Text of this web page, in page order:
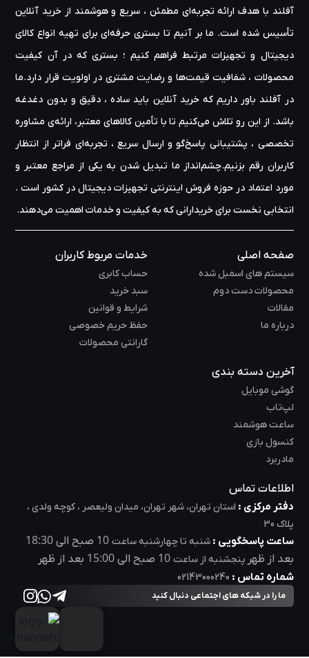
آفلند با هدف ارائه‌ تجربه‌ای مطمئن ، سریع و هوشمند از خرید آنلاین
تأسیس شده است. ما بر آنیم تا بستری حرفه‌ای برای تهیه‌ انواع کالای
دیجیتال و تجهیزات مرتبط فراهم کنیم ؛ بستری که در آن کیفیت
محصولات ، شفافیت قیمت‌ها و رضایت مشتری در اولویت قرار دارد.ما
در آفلند باور داریم که خرید آنلاین باید ساده ، دقیق و بدون دغدغه
باشد. از این رو تلاش می‌کنیم تا با تأمین کالاهای معتبر، ارائه‌ی مشاوره‌
تخصصی ، پشتیبانی پاسخ‌گو و ارسال سریع ، تجربه‌ای فراتر از انتظار
کاربران رقم بزنیم.چشم‌انداز ما تبدیل شدن به یکی از مراجع معتبر و
مورد اعتماد در حوزه‌ فروش اینترنتی تجهیزات دیجیتال در کشور است .
انتخابی نخست برای خریدارانی که به کیفیت و خدمات اهمیت می‌دهند.
صفحه اصلی
سیستم های اسمبل شده
محصولات دست دوم
مقالات
درباره ما
خدمات مربوط کاربران
حساب کابری
سبد خرید
شرایط و قوانین
حفظ حریم خصوصی
گارانتی محصولات
آخرین دسته بندی
گوشی موبایل
لپ‌تاب
ساعت هوشمند
کنسول بازی
مادربرد
اطلاعات تماس
دفتر مرکزی : استان تهران، شهر تهران، میدان ولیعصر ، کوچه ولدی ،
پلاک 30
ساعت پاسخگویی : شنبه تا چهارشنبه ساعت 10 صبح الی18:30
بعد از ظهر پنجشنبه از ساعت 10 صبح الی15:00 بعد از ظهر
شماره تماس : 02143000240
ما را در شبکه های اجتماعی دنبال کنید